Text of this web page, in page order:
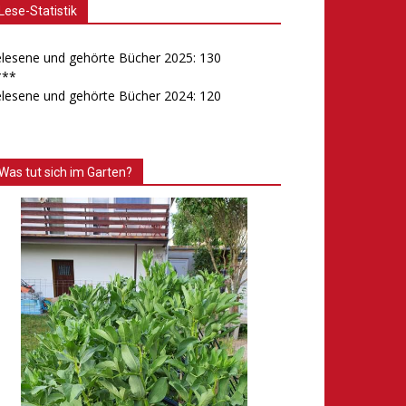
Lese-Statistik
und gehörte Bücher 2025: 130
und gehörte Bücher 2024: 120
tut sich im Garten?